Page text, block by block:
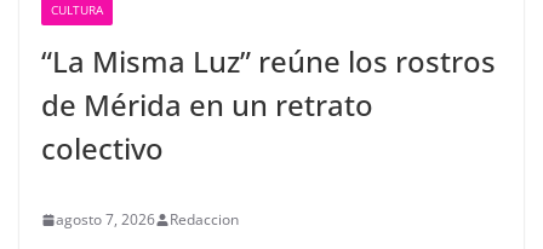
CULTURA
“La Misma Luz” reúne los rostros
de Mérida en un retrato
colectivo
agosto 7, 2026 Redaccion